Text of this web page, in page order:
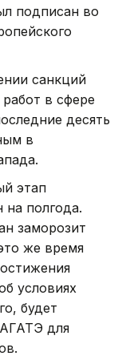
подписан во
санкций
в сфере
десять
в
этап
на полгода.
заморозит
же время
условиях
будет
для